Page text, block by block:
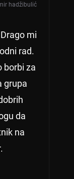
hadžibulić
mi
rad.
borbi za
grupa
da
na